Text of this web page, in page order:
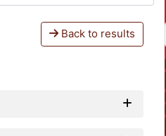
Back to results